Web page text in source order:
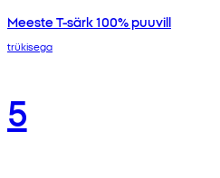
Meeste T-särk 100% puuvill
trükisega
5